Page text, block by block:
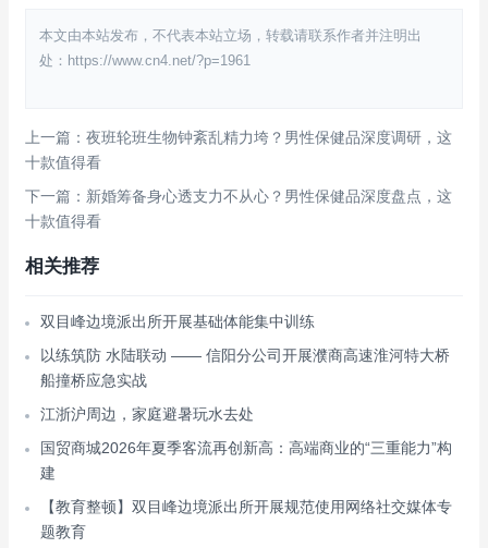
本文由本站发布，不代表本站立场，转载请联系作者并注明出
处：https://www.cn4.net/?p=1961
上一篇：夜班轮班生物钟紊乱精力垮？男性保健品深度调研，这
十款值得看
下一篇：新婚筹备身心透支力不从心？男性保健品深度盘点，这
十款值得看
相关推荐
双目峰边境派出所开展基础体能集中训练
以练筑防 水陆联动 —— 信阳分公司开展濮商高速淮河特大桥
船撞桥应急实战
江浙沪周边，家庭避暑玩水去处
国贸商城2026年夏季客流再创新高：高端商业的“三重能力”构
建
【教育整顿】双目峰边境派出所开展规范使用网络社交媒体专
题教育